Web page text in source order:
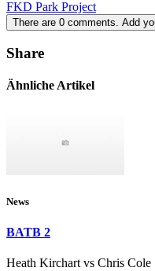
FKD Park Project
There are 0 comments. Add
Share
Ähnliche Artikel
News
BATB 2
Heath Kirchart vs Chris Cole